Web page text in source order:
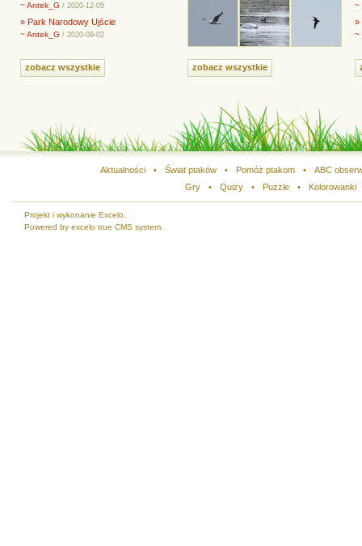
~ Antek_G / 2020-12-05
» Park Narodowy Ujście
~ Antek_G / 2020-09-02
zobacz wszystkie zobacz wszystkie
~
»
~
Aktualności • Świat ptaków • Pomóż ptakom •
ABC
Gry
• Quizy • Puzzle • Kolorowanki
Projekt i wykonanie Excelo.
Powered by excelo true CMS system.